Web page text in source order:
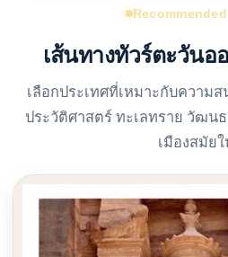
เส้นทางทัวร์ตะวันอ
เลือกประเทศที่เหมาะกับความ
ประวัติศาสตร์ ทะเลทราย วัฒน
เมืองสมัย